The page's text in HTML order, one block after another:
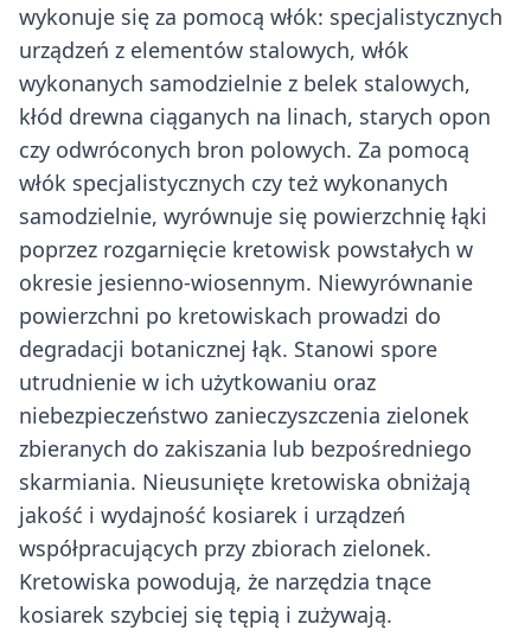
wykonuje się za pomocą włók: specjalistycznych
urządzeń z elementów stalowych, włók
wykonanych samodzielnie z belek stalowych,
kłód drewna ciąganych na linach, starych opon
czy odwróconych bron polowych. Za pomocą
włók specjalistycznych czy też wykonanych
samodzielnie, wyrównuje się powierzchnię łąki
poprzez rozgarnięcie kretowisk powstałych w
okresie jesienno-wiosennym. Niewyrównanie
powierzchni po kretowiskach prowadzi do
degradacji botanicznej łąk. Stanowi spore
utrudnienie w ich użytkowaniu oraz
niebezpieczeństwo zanieczyszczenia zielonek
zbieranych do zakiszania lub bezpośredniego
skarmiania. Nieusunięte kretowiska obniżają
jakość i wydajność kosiarek i urządzeń
współpracujących przy zbiorach zielonek.
Kretowiska powodują, że narzędzia tnące
kosiarek szybciej się tępią i zużywają.